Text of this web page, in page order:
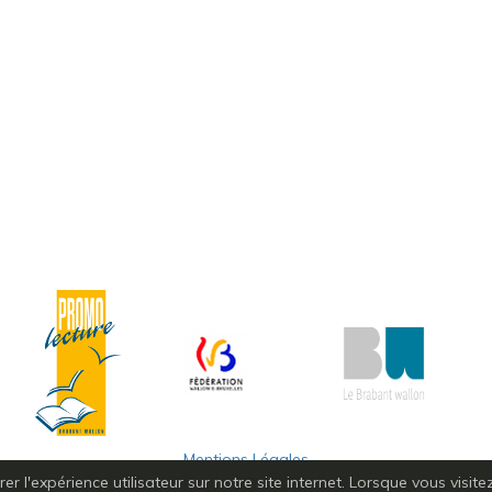
Mentions Légales
l'expérience utilisateur sur notre site internet. Lorsque vous